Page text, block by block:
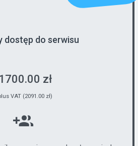
dostęp do serwisu
1700.00 zł
VAT (2091.00 zł)